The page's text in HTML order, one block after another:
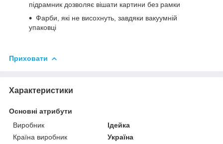
підрамник дозволяє вішати картини без рамки
Фарби, які не висохнуть, завдяки вакуумній
упаковці
Приховати
Характеристики
Основні атрибути
Виробник
Ідейка
Країна виробник
Україна